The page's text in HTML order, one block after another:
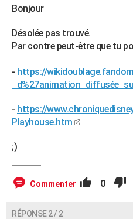
Bonjour
Désolée pas trouvé.
Par contre peut-être que tu
- https://
- https://
Playhouse.htm
;)
Commenter 0
RÉPONSE 2 / 2